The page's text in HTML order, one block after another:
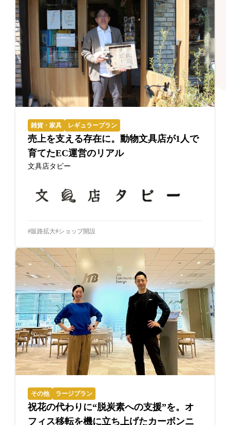
雑貨・家具 レギュラープラン
売上を支える存在に。動物文具店が1人で
育てたEC運営のリアル
文具店タビー
販路拡大 ショップ開設
その他 ラージプラン
祝花の代わりに“脱炭素への支援”を。オ
フィス移転を機に立ち上げたカーボンニ